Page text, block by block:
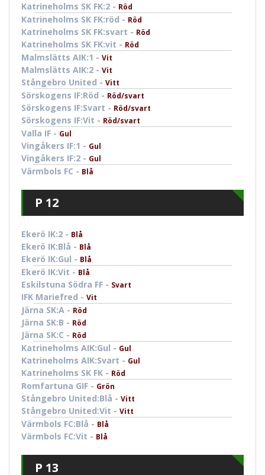
Katrineholms SK FK:2 - Röd
Katrineholms SK FK:röd - Röd
Katrineholms SK FK:svart - Röd
Katrineholms SK FK:vit - Röd
Malmslätts AIK:1 - Vit
Malmslätts AIK:2 - Vit
Stångebro United - Vitt
Sörskogens IF:Röd - Röd/svart
Sörskogens IF:Svart - Röd/svart
Sörskogens IF:Vit - Röd/svart
Valla IF - Gul
Vingåkers IF:1 - Gul
Vingåkers IF:2 - Gul
Värmbols FC - Blå
P 12
Ekerö IK:2 - Blå
Ekerö IK:Blå - Blå
Ekerö IK:Gul - Blå
Ekerö IK:Vit - Blå
Eskilstuna Södra FF - Svart
IFK Mariefred - Vit
Järna SK:A - Röd
Järna SK:B - Röd
Järna SK:C - Röd
Katrineholms AIK:Gul - Gul
Katrineholms AIK:Svart - Gul
Katrineholms SK FK - Röd
Romfartuna GIF - Grön
Stångebro United:Blå - Vitt
Stångebro United:Vit - Vitt
Värmbols FC:Blå - Blå
Värmbols FC:Vit - Blå
P 13